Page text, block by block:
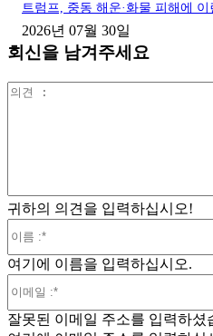
트럼프, 중동 해운·화물 피해에
2026년 07월 30일
회신을 남겨주세요
귀하의 의견을 입력하십시오!
여기에 이름을 입력하십시오.
잘못된 이메일 주소를 입력하셨